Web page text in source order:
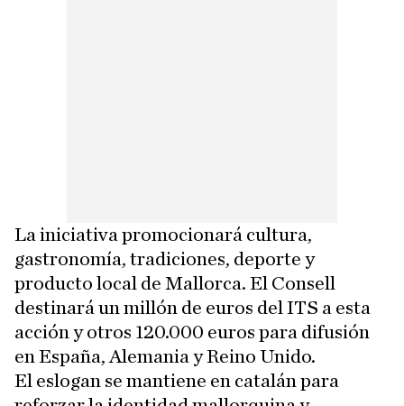
La iniciativa promocionará cultura,
gastronomía, tradiciones, deporte y
producto local de Mallorca. El Consell
destinará un millón de euros del ITS a esta
acción y otros 120.000 euros para difusión
en España, Alemania y Reino Unido.
El eslogan se mantiene en catalán para